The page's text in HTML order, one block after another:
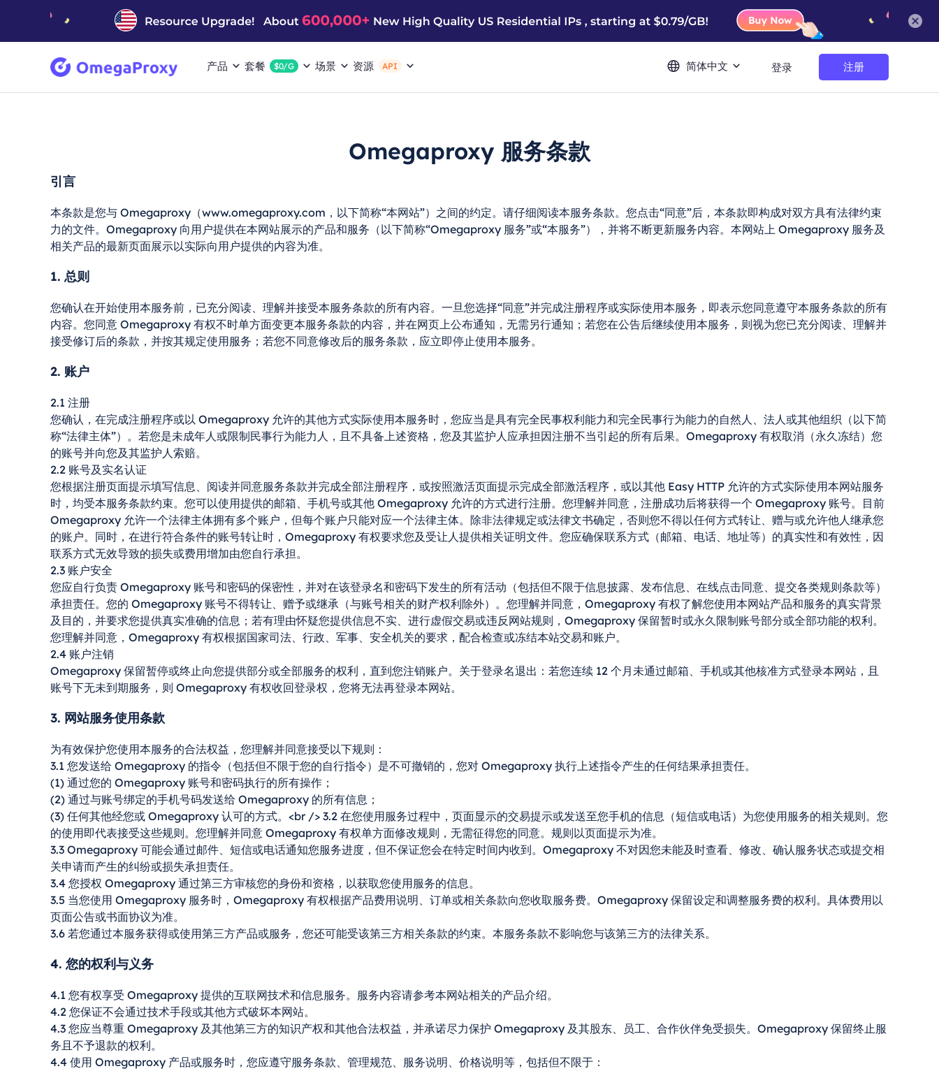
产品 套餐 $0/G 场景 资源 API 简体中文 登录 注册
Omegaproxy 服务条款
引言
本条款是您与 Omegaproxy（www.omegaproxy.com，以下简称“本网站”）之间的约定。请仔细阅读本服务条款。您点击“同意”后，本条款即构成对双方具有法律约束
力的文件。Omegaproxy 向用户提供在本网站展示的产品和服务（以下简称“Omegaproxy 服务”或“本服务”），并将不断更新服务内容。本网站上 Omegaproxy 服务及
相关产品的最新页面展示以实际向用户提供的内容为准。
1. 总则
您确认在开始使用本服务前，已充分阅读、理解并接受本服务条款的所有内容。一旦您选择“同意”并完成注册程序或实际使用本服务，即表示您同意遵守本服务条款的所有
内容。您同意 Omegaproxy 有权不时单方面变更本服务条款的内容，并在网页上公布通知，无需另行通知；若您在公告后继续使用本服务，则视为您已充分阅读、理解并
接受修订后的条款，并按其规定使用服务；若您不同意修改后的服务条款，应立即停止使用本服务。
2. 账户
2.1 注册
您确认，在完成注册程序或以 Omegaproxy 允许的其他方式实际使用本服务时，您应当是具有完全民事权利能力和完全民事行为能力的自然人、法人或其他组织（以下简
称“法律主体”）。若您是未成年人或限制民事行为能力人，且不具备上述资格，您及其监护人应承担因注册不当引起的所有后果。Omegaproxy 有权取消（永久冻结）您
的账号并向您及其监护人索赔。
2.2 账号及实名认证
您根据注册页面提示填写信息、阅读并同意服务条款并完成全部注册程序，或按照激活页面提示完成全部激活程序，或以其他 Easy HTTP 允许的方式实际使用本网站服务
时，均受本服务条款约束。您可以使用提供的邮箱、手机号或其他 Omegaproxy 允许的方式进行注册。您理解并同意，注册成功后将获得一个 Omegaproxy 账号。目前
Omegaproxy 允许一个法律主体拥有多个账户，但每个账户只能对应一个法律主体。除非法律规定或法律文书确定，否则您不得以任何方式转让、赠与或允许他人继承您
的账户。同时，在进行符合条件的账号转让时，Omegaproxy 有权要求您及受让人提供相关证明文件。您应确保联系方式（邮箱、电话、地址等）的真实性和有效性，因
联系方式无效导致的损失或费用增加由您自行承担。
2.3 账户安全
您应自行负责 Omegaproxy 账号和密码的保密性，并对在该登录名和密码下发生的所有活动（包括但不限于信息披露、发布信息、在线点击同意、提交各类规则条款等）
承担责任。您的 Omegaproxy 账号不得转让、赠予或继承（与账号相关的财产权利除外）。您理解并同意，Omegaproxy 有权了解您使用本网站产品和服务的真实背景
及目的，并要求您提供真实准确的信息；若有理由怀疑您提供信息不实、进行虚假交易或违反网站规则，Omegaproxy 保留暂时或永久限制账号部分或全部功能的权利。
您理解并同意，Omegaproxy 有权根据国家司法、行政、军事、安全机关的要求，配合检查或冻结本站交易和账户。
2.4 账户注销
Omegaproxy 保留暂停或终止向您提供部分或全部服务的权利，直到您注销账户。关于登录名退出：若您连续 12 个月未通过邮箱、手机或其他核准方式登录本网站，且
账号下无未到期服务，则 Omegaproxy 有权收回登录权，您将无法再登录本网站。
3. 网站服务使用条款
为有效保护您使用本服务的合法权益，您理解并同意接受以下规则：
3.1 您发送给 Omegaproxy 的指令（包括但不限于您的自行指令）是不可撤销的，您对 Omegaproxy 执行上述指令产生的任何结果承担责任。
(1) 通过您的 Omegaproxy 账号和密码执行的所有操作；
(2) 通过与账号绑定的手机号码发送给 Omegaproxy 的所有信息；
(3) 任何其他经您或 Omegaproxy 认可的方式。<br /> 3.2 在您使用服务过程中，页面显示的交易提示或发送至您手机的信息（短信或电话）为您使用服务的相关规则。您
的使用即代表接受这些规则。您理解并同意 Omegaproxy 有权单方面修改规则，无需征得您的同意。规则以页面提示为准。
3.3 Omegaproxy 可能会通过邮件、短信或电话通知您服务进度，但不保证您会在特定时间内收到。Omegaproxy 不对因您未能及时查看、修改、确认服务状态或提交相
关申请而产生的纠纷或损失承担责任。
3.4 您授权 Omegaproxy 通过第三方审核您的身份和资格，以获取您使用服务的信息。
3.5 当您使用 Omegaproxy 服务时，Omegaproxy 有权根据产品费用说明、订单或相关条款向您收取服务费。Omegaproxy 保留设定和调整服务费的权利。具体费用以
页面公告或书面协议为准。
3.6 若您通过本服务获得或使用第三方产品或服务，您还可能受该第三方相关条款的约束。本服务条款不影响您与该第三方的法律关系。
4. 您的权利与义务
4.1 您有权享受 Omegaproxy 提供的互联网技术和信息服务。服务内容请参考本网站相关的产品介绍。
4.2 您保证不会通过技术手段或其他方式破坏本网站。
4.3 您应当尊重 Omegaproxy 及其他第三方的知识产权和其他合法权益，并承诺尽力保护 Omegaproxy 及其股东、员工、合作伙伴免受损失。Omegaproxy 保留终止服
务且不予退款的权利。
4.4 使用 Omegaproxy 产品或服务时，您应遵守服务条款、管理规范、服务说明、价格说明等，包括但不限于：